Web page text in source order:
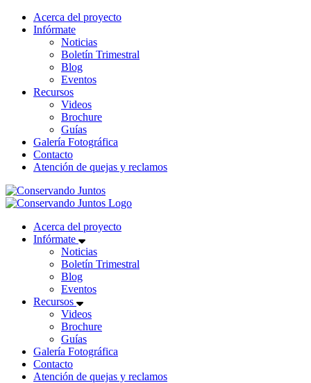
Acerca del proyecto
Infórmate
Noticias
Boletín Trimestral
Blog
Eventos
Recursos
Videos
Brochure
Guías
Galería Fotográfica
Contacto
Atención de quejas y reclamos
Acerca del proyecto
Infórmate
Noticias
Boletín Trimestral
Blog
Eventos
Recursos
Videos
Brochure
Guías
Galería Fotográfica
Contacto
Atención de quejas y reclamos